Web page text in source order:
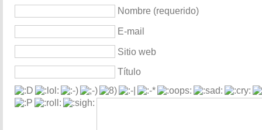
Nombre (requerido)
E-mail
Sitio web
Título